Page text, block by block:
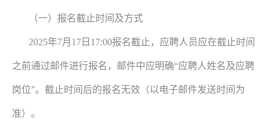
（一）报名截止时间及方式
2025年7月17日17:00报名截止，应聘人员应在截止时间
之前通过邮件进行报名，邮件中应明确“应聘人姓名及应聘
岗位”。截止时间后的报名无效（以电子邮件发送时间为
准）。